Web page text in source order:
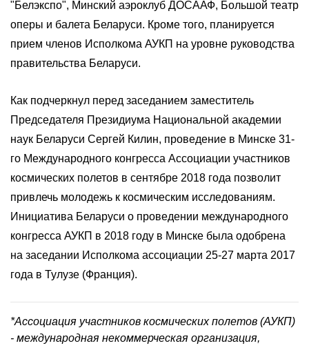
"Белэкспо", Минский аэроклуб ДОСААФ, Большой театр
оперы и балета Беларуси. Кроме того, планируется
прием членов Исполкома АУКП на уровне руководства
правительства Беларуси.
Как подчеркнул перед заседанием заместитель
Председателя Президиума Национальной академии
наук Беларуси Сергей Килин, проведение в Минске 31-
го Международного конгресса Ассоциации участников
космических полетов в сентябре 2018 года позволит
привлечь молодежь к космическим исследованиям.
Инициатива Беларуси о проведении международного
конгресса АУКП в 2018 году в Минске была одобрена
на заседании Исполкома ассоциации 25-27 марта 2017
года в Тулузе (Франция).
*Ассоциация участников космических полетов (АУКП)
- международная некоммерческая организация,